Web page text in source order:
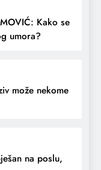
Kako se
umora?
može nekome
na poslu,